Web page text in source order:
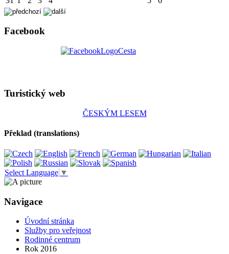
Facebook
Turistický web
ČESKÝM LESEM
Překlad (translations)
Select Language ▼
Navigace
Úvodní stránka
Služby pro veřejnost
Rodinné centrum
Rok 2016